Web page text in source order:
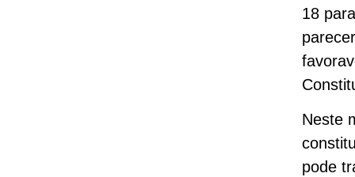
18
Neste
pode